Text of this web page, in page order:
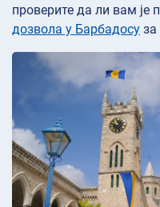
проверите да ли вам је
дозвола у Барбадосу